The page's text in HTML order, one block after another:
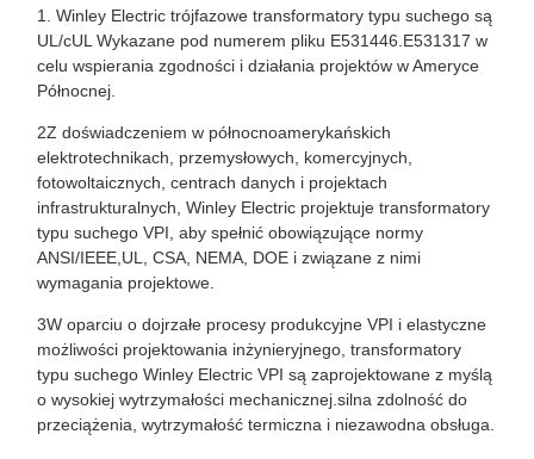
1. Winley Electric trójfazowe transformatory typu suchego są
UL/cUL Wykazane pod numerem pliku E531446.E531317 w
celu wspierania zgodności i działania projektów w Ameryce
Północnej.
2Z doświadczeniem w północnoamerykańskich
elektrotechnikach, przemysłowych, komercyjnych,
fotowoltaicznych, centrach danych i projektach
infrastrukturalnych, Winley Electric projektuje transformatory
typu suchego VPI, aby spełnić obowiązujące normy
ANSI/IEEE,UL, CSA, NEMA, DOE i związane z nimi
wymagania projektowe.
3W oparciu o dojrzałe procesy produkcyjne VPI i elastyczne
możliwości projektowania inżynieryjnego, transformatory
typu suchego Winley Electric VPI są zaprojektowane z myślą
o wysokiej wytrzymałości mechanicznej.silna zdolność do
przeciążenia, wytrzymałość termiczna i niezawodna obsługa.